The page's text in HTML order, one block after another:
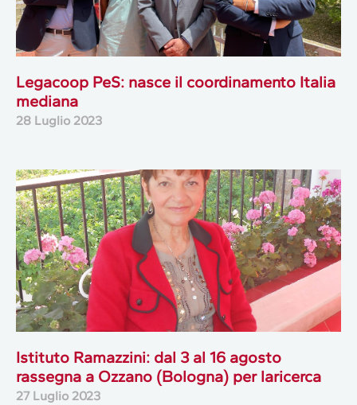
Legacoop PeS: nasce il coordinamento Italia
mediana
28 Luglio 2023
Istituto Ramazzini: dal 3 al 16 agosto
rassegna a Ozzano (Bologna) per laricerca
27 Luglio 2023